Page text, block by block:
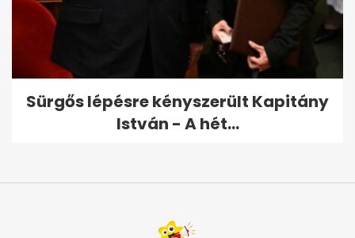
Sürgős lépésre kényszerült Kapitány
István - A hét...